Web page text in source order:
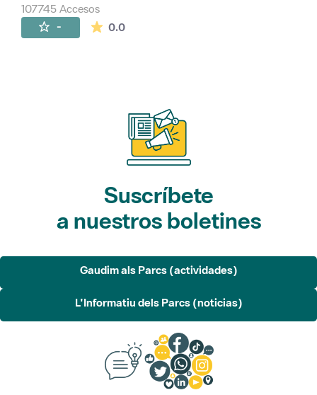
107745 Accesos
- 0.0La valoración media es de 0 estrellas de
Suscríbete
a nuestros boletines
Gaudim als Parcs (actividades)
L'Informatiu dels Parcs (noticias)